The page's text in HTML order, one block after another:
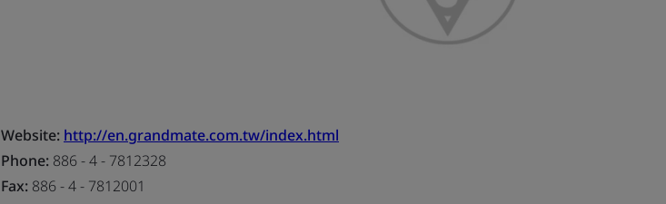
Website: http://en.grandmate.com.tw/index.html
Phone: 886 - 4 - 7812328
Fax: 886 - 4 - 7812001